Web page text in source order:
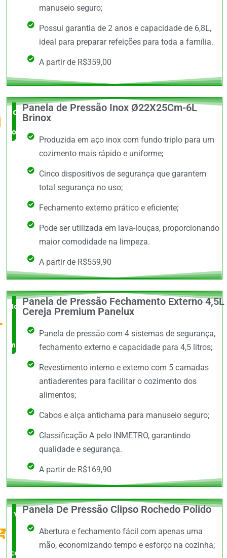
manuseio seguro;
Possui garantia de 2 anos e capacidade de 6,8L,
ideal para preparar refeições para toda a família.
A partir de R$359,00
O Mais
completo
Panela de Pressão Inox Ø22X25Cm-6L
Brinox
Produzida em aço inox com fundo triplo para um
cozimento mais rápido e uniforme;
Cinco dispositivos de segurança que garantem
total segurança no uso;
Fechamento externo prático e eficiente;
Pode ser utilizada em lava-louças, proporcionando
maior comodidade na limpeza.
A partir de R$559,90
Novidade
no
mercado
Panela de Pressão Fechamento Externo 4,5L
Cereja Premium Panelux
Panela de pressão com 4 sistemas de segurança,
fechamento externo e capacidade para 4,5 litros;
Revestimento interno e externo com 5 camadas
antiaderentes para facilitar o cozimento dos
alimentos;
Cabos e alça antichama para manuseio seguro;
Classificação A pelo INMETRO, garantindo
qualidade e segurança.
A partir de R$169,90
Vale a
Pena
comprar
Panela De Pressão Clipso Rochedo Polido
Abertura e fechamento fácil com apenas uma
mão, economizando tempo e esforço na cozinha;